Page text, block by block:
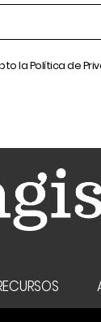
laPolítica de